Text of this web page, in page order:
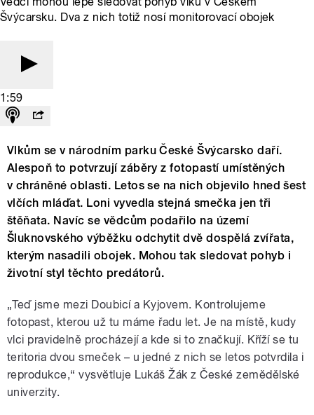
Švýcarsku. Dva z nich totiž nosí monitorovací obojek
1:59
Vlkům se v národním parku České Švýcarsko daří.
Alespoň to potvrzují záběry z fotopastí umístěných
v chráněné oblasti. Letos se na nich objevilo hned šest
vlčích mláďat. Loni vyvedla stejná smečka jen tři
štěňata. Navíc se vědcům podařilo na území
Šluknovského výběžku odchytit dvě dospělá zvířata,
kterým nasadili obojek. Mohou tak sledovat pohyb i
životní styl těchto predátorů.
„Teď jsme mezi Doubicí a Kyjovem. Kontrolujeme
fotopast, kterou už tu máme řadu let. Je na místě, kudy
vlci pravidelně procházejí a kde si to značkují. Kříží se tu
teritoria dvou smeček – u jedné z nich se letos potvrdila i
reprodukce,“ vysvětluje Lukáš Žák z České zemědělské
univerzity.